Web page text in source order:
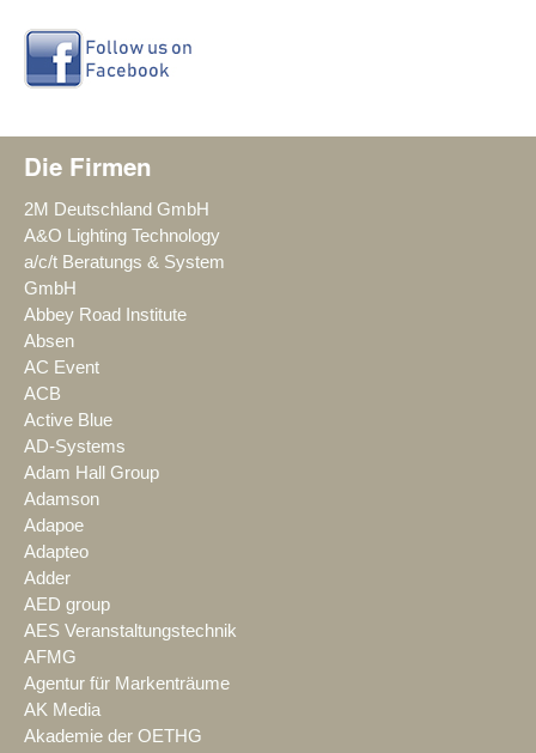
Die Firmen
2M Deutschland GmbH
A&O Lighting Technology
a/c/t Beratungs & System
GmbH
Abbey Road Institute
Absen
AC Event
ACB
Active Blue
AD-Systems
Adam Hall Group
Adamson
Adapoe
Adapteo
Adder
AED group
AES Veranstaltungstechnik
AFMG
Agentur für Markenträume
AK Media
Akademie der OETHG